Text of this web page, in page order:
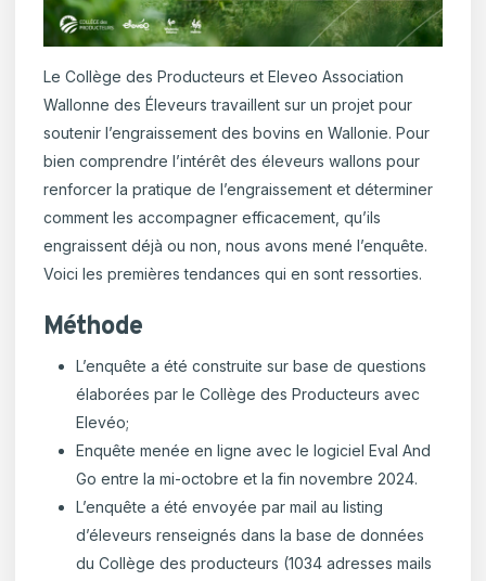
Le Collège des Producteurs et Eleveo Association
Wallonne des Éleveurs travaillent sur un projet pour
soutenir l’engraissement des bovins en Wallonie. Pour
bien comprendre l’intérêt des éleveurs wallons pour
renforcer la pratique de l’engraissement et déterminer
comment les accompagner efficacement, qu’ils
engraissent déjà ou non, nous avons mené l’enquête.
Voici les premières tendances qui en sont ressorties.
Méthode
L’enquête a été construite sur base de questions
élaborées par le Collège des Producteurs avec
Elevéo;
Enquête menée en ligne avec le logiciel Eval And
Go entre la mi-octobre et la fin novembre 2024.
L’enquête a été envoyée par mail au listing
d’éleveurs renseignés dans la base de données
du Collège des producteurs (1034 adresses mails